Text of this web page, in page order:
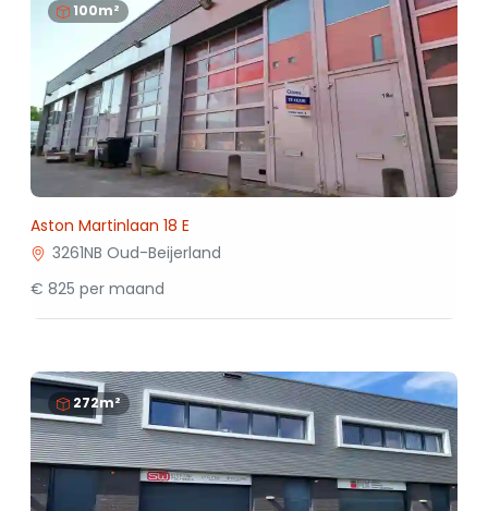
100m²
Aston Martinlaan 18 E
3261NB Oud-Beijerland
€ 825 per maand
272m²